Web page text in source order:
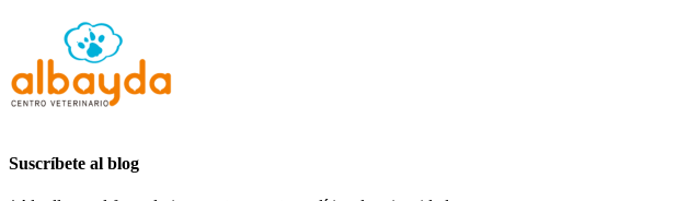
Suscríbete al blog